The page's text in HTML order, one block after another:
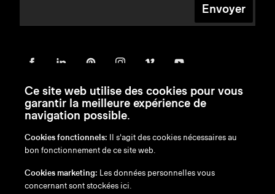
Envoyer
en/nl/fr/de
Exonération de responsabilité
Ce site web utilise des cookies pour vous
garantir la meilleure expérience de
navigation possible.
Cookies fonctionnels: Il s'agit des cookies nécessaires au
bon fonctionnement de ce site web.
Cookies marketing: Les données personnelles vous
concernant sont stockées ici.